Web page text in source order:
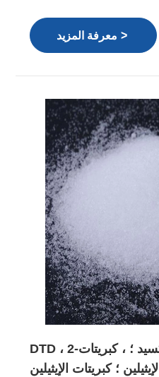
معرفة المزيد >
DTD ، 2-ديوكساثيولاني-ثاني أكسيد ؛ ، كبريتات
الإيثيلين ؛ كبريتات الإيثيلين